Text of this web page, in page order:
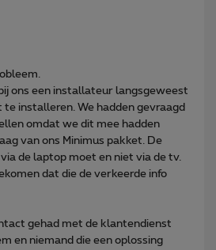
ons een installateur langsgeweest
installeren. We hadden gevraagd
omdat we dit mee hadden
van ons Minimus pakket. De
de laptop moet en niet via de tv.
dat die de verkeerde info
gehad met de klantendienst
en niemand die een oplossing